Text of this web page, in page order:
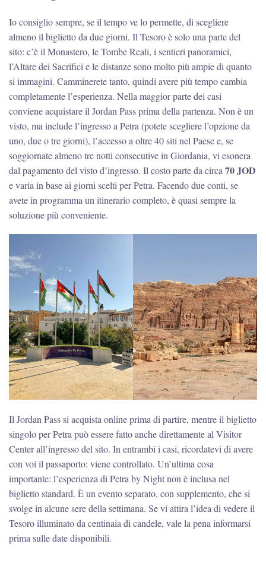
Io consiglio sempre, se il tempo ve lo permette, di scegliere
almeno il biglietto da due giorni. Il Tesoro è solo una parte del
sito: c’è il Monastero, le Tombe Reali, i sentieri panoramici,
l’Altare dei Sacrifici e le distanze sono molto più ampie di quanto
si immagini. Camminerete tanto, quindi avere più tempo cambia
completamente l’esperienza. Nella maggior parte dei casi
conviene acquistare il Jordan Pass prima della partenza. Non è un
visto, ma include l’ingresso a Petra (potete scegliere l’opzione da
uno, due o tre giorni), l’accesso a oltre 40 siti nel Paese e, se
soggiornate almeno tre notti consecutive in Giordania, vi esonera
dal pagamento del visto d’ingresso. Il costo parte da circa 70 JOD
e varia in base ai giorni scelti per Petra. Facendo due conti, se
avete in programma un itinerario completo, è quasi sempre la
soluzione più conveniente.
Il Jordan Pass si acquista online prima di partire, mentre il biglietto
singolo per Petra può essere fatto anche direttamente al Visitor
Center all’ingresso del sito. In entrambi i casi, ricordatevi di avere
con voi il passaporto: viene controllato. Un’ultima cosa
importante: l’esperienza di Petra by Night non è inclusa nel
biglietto standard. È un evento separato, con supplemento, che si
svolge in alcune sere della settimana. Se vi attira l’idea di vedere il
Tesoro illuminato da centinaia di candele, vale la pena informarsi
prima sulle date disponibili.